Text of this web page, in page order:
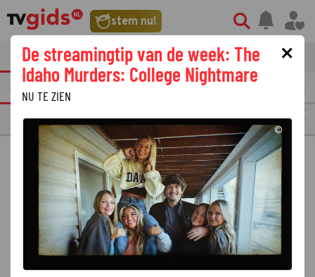
stem nu!
tvgids streaming nieuws
OVERMORGEN
RTL 7
×
De streamingtip van de week: The
Idaho Murders: College Nightmare
NU TE ZIEN
©